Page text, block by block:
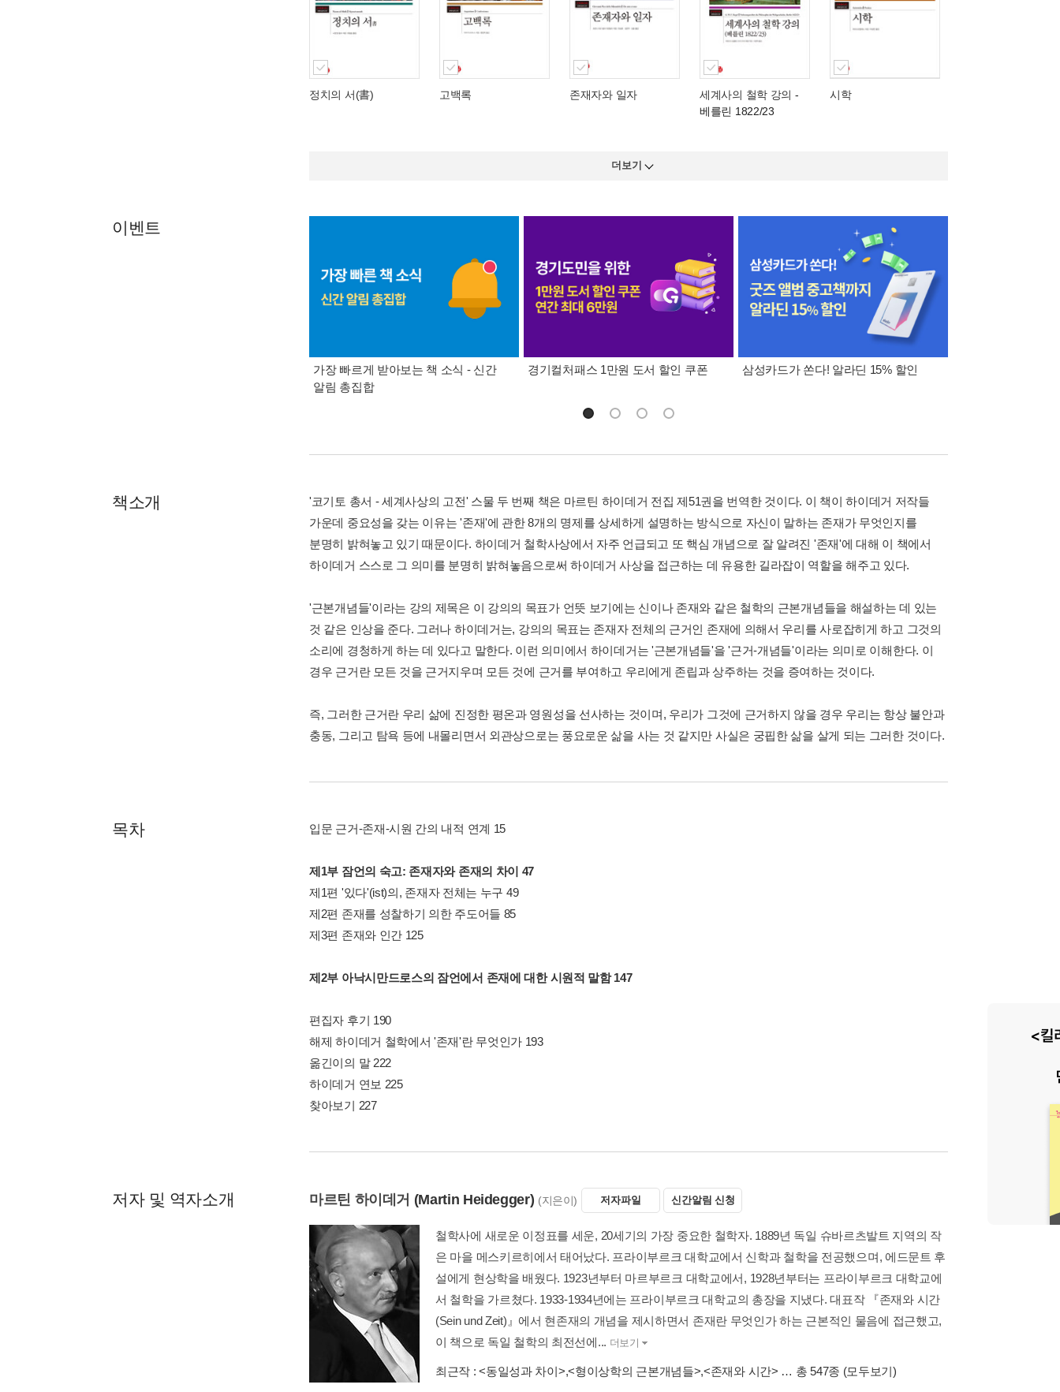
정치의 서(書) 고백록 존재자와 일자 세계사의 철학 강의 -
베를린 1822/23
시학
더보기
이벤트
가장 빠르게 받아보는 책 소식 - 신간
알림 총집합
경기컬처패스 1만원 도서 할인 쿠폰 삼성카드가 쏜다! 알라딘 15% 할인
책소개
'코기토 총서 - 세계사상의 고전' 스물 두 번째 책은 마르틴 하이데거 전집 제51권을 번역한 것이다. 이 책이 하이데거 저작들
가운데 중요성을 갖는 이유는 '존재'에 관한 8개의 명제를 상세하게 설명하는 방식으로 자신이 말하는 존재가 무엇인지를
분명히 밝혀놓고 있기 때문이다. 하이데거 철학사상에서 자주 언급되고 또 핵심 개념으로 잘 알려진 '존재'에 대해 이 책에서
하이데거 스스로 그 의미를 분명히 밝혀놓음으로써 하이데거 사상을 접근하는 데 유용한 길라잡이 역할을 해주고 있다.
'근본개념들'이라는 강의 제목은 이 강의의 목표가 언뜻 보기에는 신이나 존재와 같은 철학의 근본개념들을 해설하는 데 있는
것 같은 인상을 준다. 그러나 하이데거는, 강의의 목표는 존재자 전체의 근거인 존재에 의해서 우리를 사로잡히게 하고 그것의
소리에 경청하게 하는 데 있다고 말한다. 이런 의미에서 하이데거는 '근본개념들'을 '근거-개념들'이라는 의미로 이해한다. 이
경우 근거란 모든 것을 근거지우며 모든 것에 근거를 부여하고 우리에게 존립과 상주하는 것을 증여하는 것이다.
즉, 그러한 근거란 우리 삶에 진정한 평온과 영원성을 선사하는 것이며, 우리가 그것에 근거하지 않을 경우 우리는 항상 불안과
충동, 그리고 탐욕 등에 내몰리면서 외관상으로는 풍요로운 삶을 사는 것 같지만 사실은 궁핍한 삶을 살게 되는 그러한 것이다.
목차 입문 근거-존재-시원 간의 내적 연계 15
제1부 잠언의 숙고: 존재자와 존재의 차이 47
제1편 '있다'(ist)의, 존재자 전체는 누구 49
제2편 존재를 성찰하기 의한 주도어들 85
제3편 존재와 인간 125
제2부 아낙시만드로스의 잠언에서 존재에 대한 시원적 말함 147
편집자 후기 190
해제 하이데거 철학에서 '존재'란 무엇인가 193
옮긴이의 말 222
하이데거 연보 225
찾아보기 227
저자 및 역자소개 마르틴 하이데거 (Martin Heidegger) (지은이) 저자파일 신간알림 신청
철학사에 새로운 이정표를 세운, 20세기의 가장 중요한 철학자. 1889년 독일 슈바르츠발트 지역의 작
은 마을 메스키르히에서 태어났다. 프라이부르크 대학교에서 신학과 철학을 전공했으며, 에드문트 후
설에게 현상학을 배웠다. 1923년부터 마르부르크 대학교에서, 1928년부터는 프라이부르크 대학교에
서 철학을 가르쳤다. 1933-1934년에는 프라이부르크 대학교의 총장을 지냈다. 대표작 『존재와 시간
(Sein und Zeit)』에서 현존재의 개념을 제시하면서 존재란 무엇인가 하는 근본적인 물음에 접근했고,
이 책으로 독일 철학의 최전선에... 더보기
최근작 :<동일성과 차이>,<형이상학의 근본개념들>,<존재와 시간> … 총 547종 (모두보기)